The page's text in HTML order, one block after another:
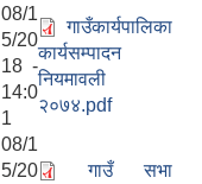
08/1
5/20
18 -
14:0
1
गाउँकार्यपालिका
कार्यसम्पादन
नियमावली
२०७४.pdf
08/1
5/20
गाउँ सभा